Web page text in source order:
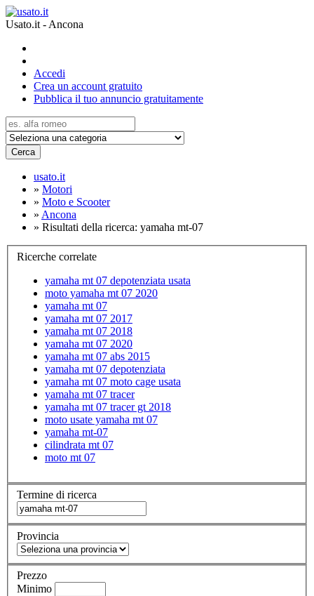
Usato.it - Ancona
Accedi
Crea un account gratuito
Pubblica il tuo annuncio gratuitamente
Cerca
usato.it
» Motori
» Moto e Scooter
» Ancona
» Risultati della ricerca: yamaha mt-07
Ricerche correlate
yamaha mt 07 depotenziata usata
moto yamaha mt 07 2020
yamaha mt 07
yamaha mt 07 2017
yamaha mt 07 2018
yamaha mt 07 2020
yamaha mt 07 abs 2015
yamaha mt 07 depotenziata
yamaha mt 07 moto cage usata
yamaha mt 07 tracer
yamaha mt 07 tracer gt 2018
moto usate yamaha mt 07
yamaha mt-07
cilindrata mt 07
moto mt 07
Termine di ricerca
Provincia
Prezzo
Minimo